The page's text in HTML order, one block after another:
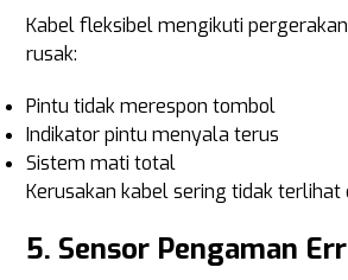
Kabel fleksibel mengikuti
rusak:
Pintu tidak merespon tombol
Indikator pintu menyala terus
Sistem mati total
Kerusakan kabel sering tidak terlihat
5. Sensor Pengaman